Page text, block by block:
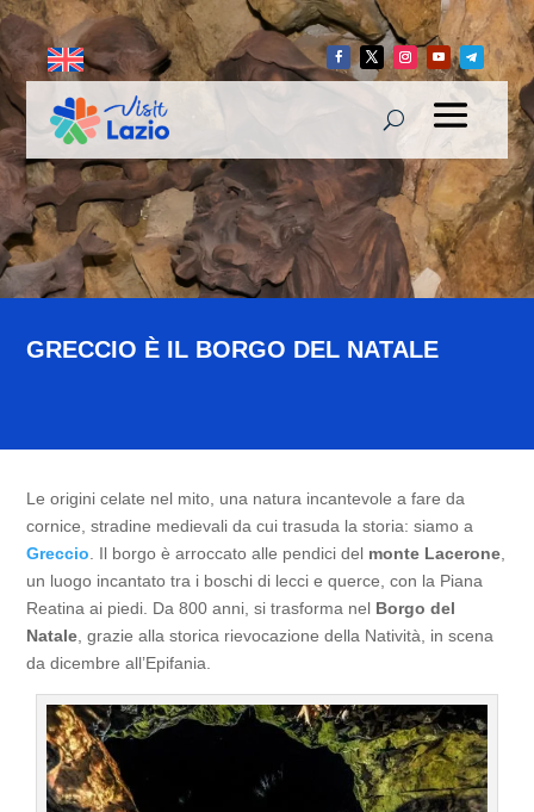
GRECCIO È IL BORGO DEL NATALE
Le origini celate nel mito, una natura incantevole a fare da
cornice, stradine medievali da cui trasuda la storia: siamo a
Greccio . Il borgo è arroccato alle pendici del monte Lacerone
un luogo incantato tra i boschi di lecci e querce, con la Piana
Reatina ai piedi. Da 800 anni, si trasforma nel Borgo del
Natale , grazie alla storica rievocazione della Natività, in scena
da dicembre all’Epifania.